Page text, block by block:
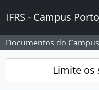
IFRS - Campus
Documentos do
Limite os